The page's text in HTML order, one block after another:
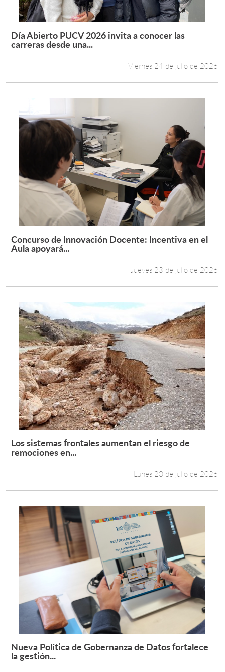
Leer más +
Día Abierto PUCV 2026 invita a conocer las
carreras desde una...
Viernes 24 de julio de 2026
Leer más +
Concurso de Innovación Docente: Incentiva en el
Aula apoyará...
Jueves 23 de julio de 2026
Leer más +
Los sistemas frontales aumentan el riesgo de
remociones en...
Lunes 20 de julio de 2026
Leer más +
Nueva Política de Gobernanza de Datos fortalece
la gestión...